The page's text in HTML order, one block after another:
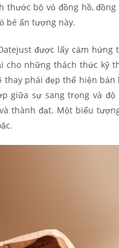
thước bộ vỏ đồng hồ,
bé ấn tượng này.
được lấy cảm
cho những thách thức kỹ
thay phái đẹp thể hiện
giữa sự sang trọng và
thành đạt. Một biểu